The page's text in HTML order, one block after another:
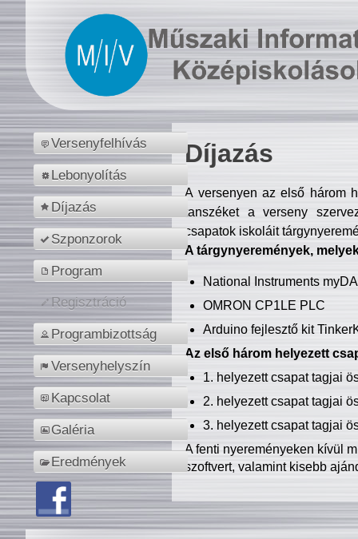
Versenyfelhívás
Lebonyolítás
Díjazás
Szponzorok
Program
Regisztráció
Programbizottság
Versenyhelyszín
Kapcsolat
Galéria
Eredmények
Díjazás
A versenyen az első három
tanszéket a verseny
csapatok iskoláit
A tárgynyeremények,
National Instruments
OMRON CP1LE PLC
Arduino fejlesztő kit
Az első három helyezett
1. helyezett csapat tagjai
2. helyezett csapat tagjai
3. helyezett csapat tagjai
A fenti nyereményeken kívül
szoftvert, valamint kisebb